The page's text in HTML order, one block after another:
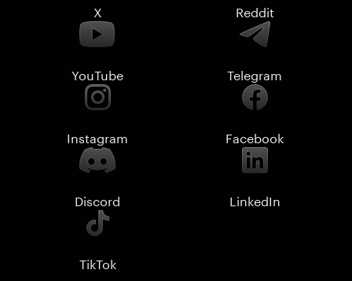
X Reddit
YouTube Telegram
Instagram Facebook
Discord LinkedIn
TikTok